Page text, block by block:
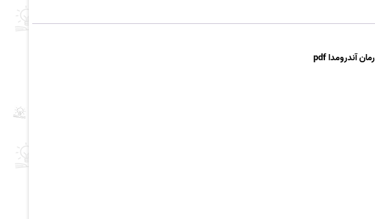
رمان آندرومدا pdf